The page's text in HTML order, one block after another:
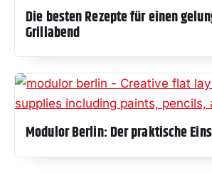
Die besten Rezepte für einen
Grillabend
Modulor Berlin: Der praktische